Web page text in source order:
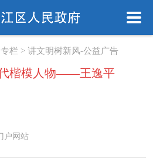
栏 > 讲文明树新风-公益广告
楷模人物——王逸平
户网站